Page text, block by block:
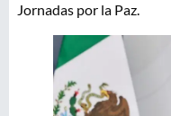
Jornadas por la Paz.